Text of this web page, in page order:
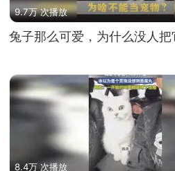
9.7万 次播放
兔子那么可爱，为什么没人把
8.4万 次播放